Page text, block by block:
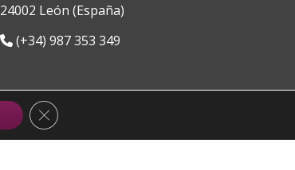
24002 León (España)
(+34) 987 353 349
CERRAR EL BANNER DE COOKIES RGPD